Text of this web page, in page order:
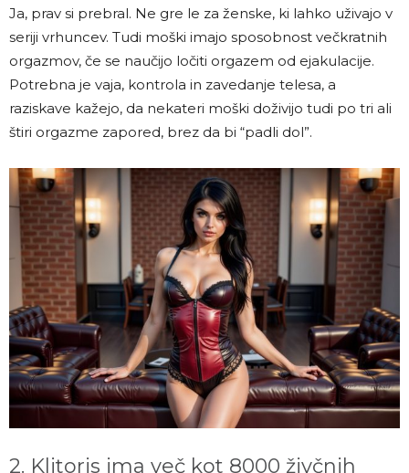
Ja, prav si prebral. Ne gre le za ženske, ki lahko uživajo v
seriji vrhuncev. Tudi moški imajo sposobnost večkratnih
orgazmov, če se naučijo ločiti orgazem od ejakulacije.
Potrebna je vaja, kontrola in zavedanje telesa, a
raziskave kažejo, da nekateri moški doživijo tudi po tri ali
štiri orgazme zapored, brez da bi “padli dol”.
2. Klitoris ima več kot 8000 živčnih